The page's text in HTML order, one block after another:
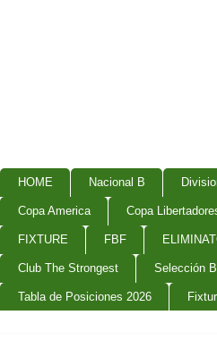
HOME Nacional B
Copa America Copa
FIXTURE FBF
Club The Strongest Selección
Tabla de Posiciones 2026